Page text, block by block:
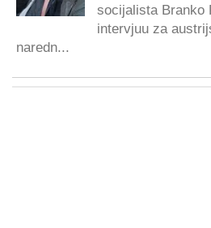
socijalista Branko
intervjuu za
naredn...